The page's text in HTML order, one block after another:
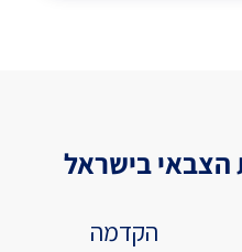
הצבאי בישראל
הקדמה